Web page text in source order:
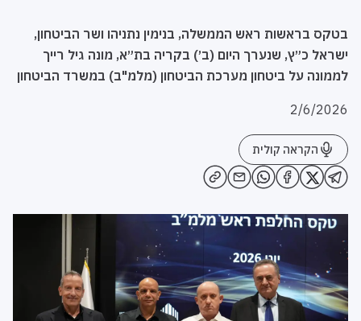
בטקס בראשות ראש הממשלה, בנימין נתניהו ושר הביטחון,
ישראל כ״ץ, שנערך היום (ב׳) בקריה בת״א, מונה גיל רייך
לממונה על ביטחון מערכת הביטחון (מלמ"ב) במשרד הביטחון
2/6/2026
הקראה קולית